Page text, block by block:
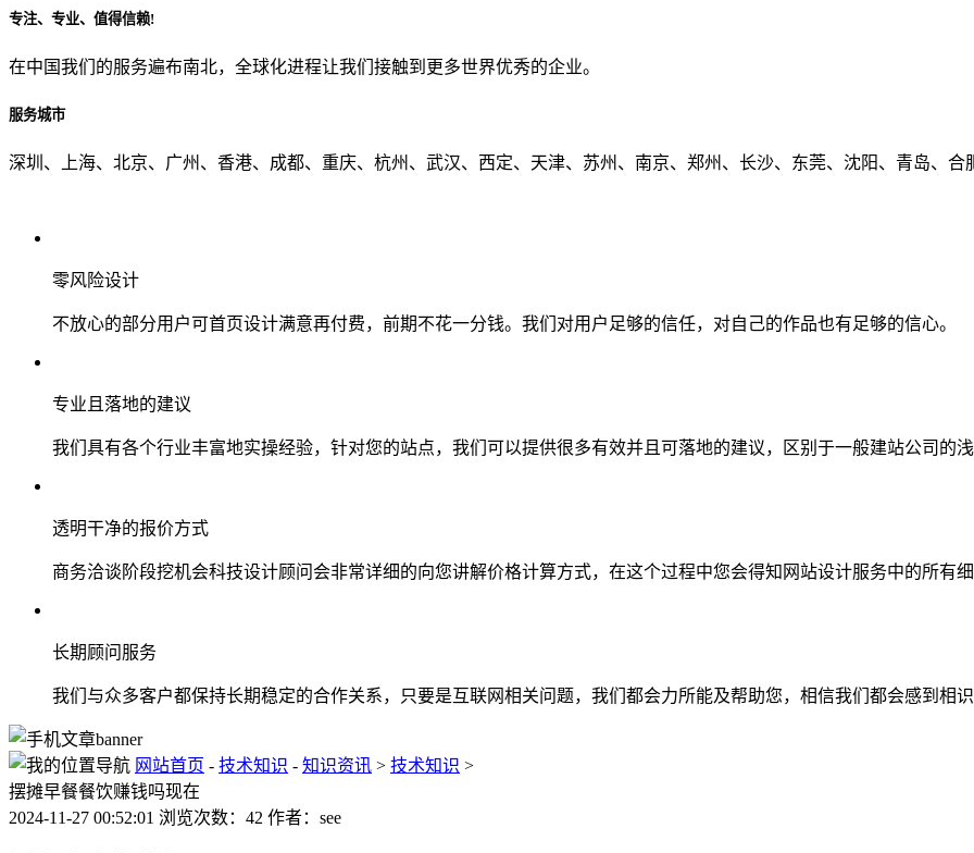
从哪里了解到我们？
专注、专业、值得信赖!
在中国我们的服务遍布南北，全球化进程让我们接触到更多世界优秀的企业。
服务城市
深圳、上海、北京、广州、香港、成都、重庆、杭州、武汉、西定、天津、苏州、南京、郑州、长沙、东莞、沈阳、青岛、合
零风险设计
不放心的部分用户可首页设计满意再付费，前期不花一分钱。我们对用户足够的信任，对自己的作品也有足够的信心。
专业且落地的建议
我们具有各个行业丰富地实操经验，针对您的站点，我们可以提供很多有效并且可落地的建议，区别于一般建站公司的
透明干净的报价方式
商务洽谈阶段挖机会科技设计顾问会非常详细的向您讲解价格计算方式，在这个过程中您会得知网站设计服务中的所有
长期顾问服务
我们与众多客户都保持长期稳定的合作关系，只要是互联网相关问题，我们都会力所能及帮助您，相信我们都会感到相
网站首页 - 技术知识 - 知识资讯 > 技术知识 >
摆摊早餐餐饮赚钱吗现在
2024-11-27 00:52:01 浏览次数：42 作者：see